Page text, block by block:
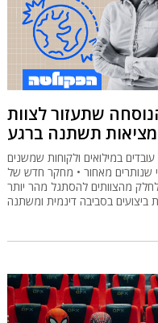
שתעזור לצוות
תשתנה ברגע
במילואים ולקוחות שמשנים
שנותרים מאחור • מחקר חדש של
מהצוותים להסתגל מהר יותר
ביצועים בסביבה דינמית ומשתנה